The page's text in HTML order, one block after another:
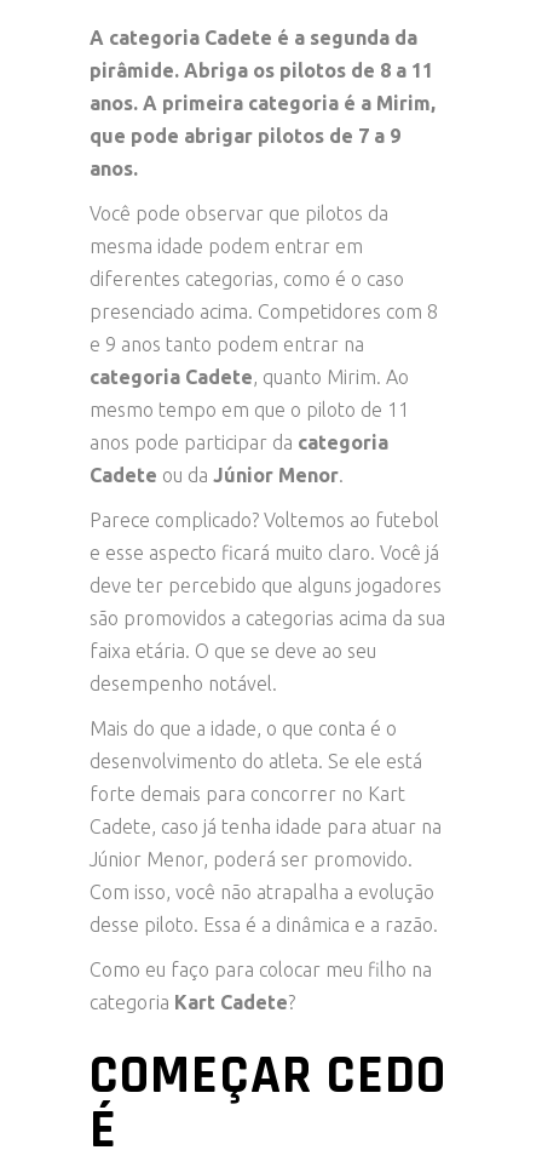
A categoria Cadete é a segunda da
pirâmide. Abriga os pilotos de 8 a 11
anos. A primeira categoria é a Mirim,
que pode abrigar pilotos de 7 a 9
anos.
Você pode observar que pilotos da
mesma idade podem entrar em
diferentes categorias, como é o caso
presenciado acima. Competidores com 8
e 9 anos tanto podem entrar na
categoria Cadete, quanto Mirim. Ao
mesmo tempo em que o piloto de 11
anos pode participar da categoria
Cadete ou da Júnior Menor.
Parece complicado? Voltemos ao futebol
e esse aspecto ficará muito claro. Você já
deve ter percebido que alguns jogadores
são promovidos a categorias acima da sua
faixa etária. O que se deve ao seu
desempenho notável.
Mais do que a idade, o que conta é o
desenvolvimento do atleta. Se ele está
forte demais para concorrer no Kart
Cadete, caso já tenha idade para atuar na
Júnior Menor, poderá ser promovido.
Com isso, você não atrapalha a evolução
desse piloto. Essa é a dinâmica e a razão.
Como eu faço para colocar meu filho na
categoria Kart Cadete?
COMEÇAR CEDO
É